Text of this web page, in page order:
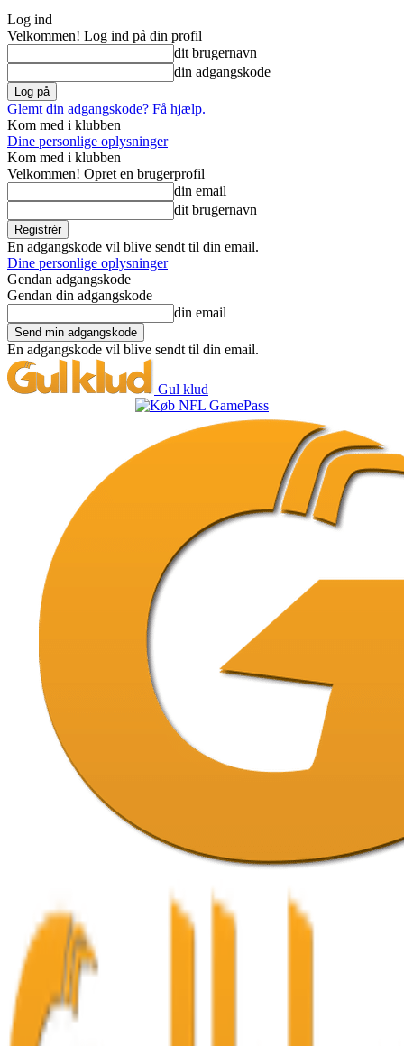
Log ind
Velkommen! Log ind på din profil
dit brugernavn
din adgangskode
Glemt din adgangskode? Få hjælp.
Kom med i klubben
Dine personlige oplysninger
Kom med i klubben
Velkommen! Opret en brugerprofil
din email
dit brugernavn
En adgangskode vil blive sendt til din email.
Dine personlige oplysninger
Gendan adgangskode
Gendan din adgangskode
din email
En adgangskode vil blive sendt til din email.
Gul klud